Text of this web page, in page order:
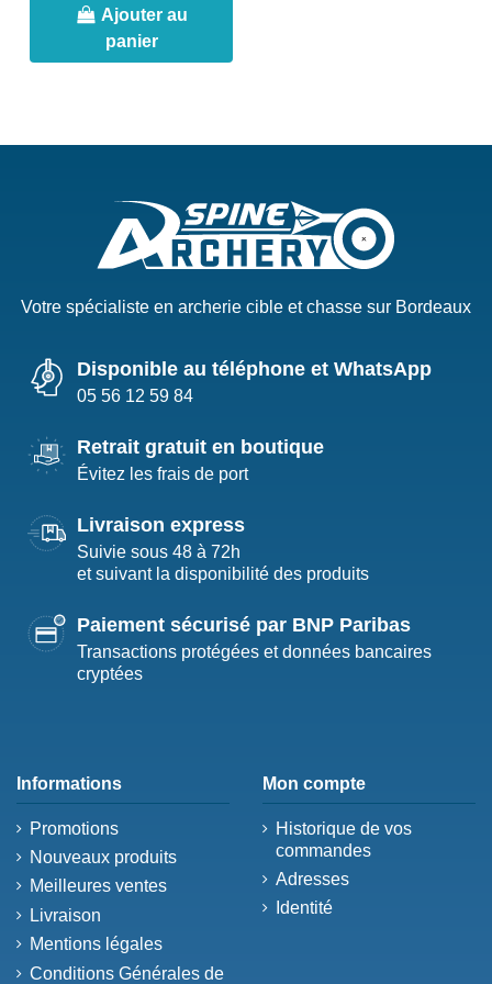
Ajouter au
panier
Votre spécialiste en archerie cible et chasse sur Bordeaux
Disponible au téléphone et WhatsApp
05 56 12 59 84
Retrait gratuit en boutique
Évitez les frais de port
Livraison express
Suivie sous 48 à 72h
et suivant la disponibilité des produits
Paiement sécurisé par BNP Paribas
Transactions protégées et données bancaires
cryptées
Informations
Promotions
Nouveaux produits
Meilleures ventes
Livraison
Mentions légales
Conditions Générales de
Mon compte
Historique de vos
commandes
Adresses
Identité